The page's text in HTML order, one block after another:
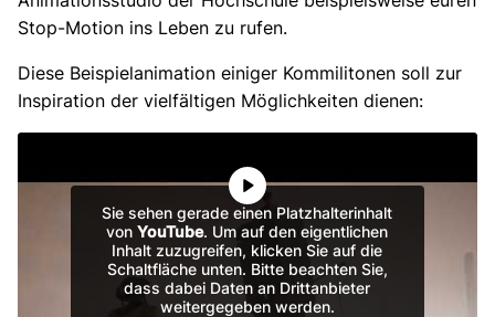
Stop-Motion ins Leben zu rufen.
Diese Beispielanimation einiger Kommilitonen soll zur
Inspiration der vielfältigen Möglichkeiten dienen:
Sie sehen gerade einen Platzhalterinhalt
vonYouTube. Um auf den eigentlichen
Inhalt zuzugreifen, klicken Sie auf die
Schaltfläche unten. Bitte beachten Sie,
dass dabei Daten an Drittanbieter
weitergegeben werden.